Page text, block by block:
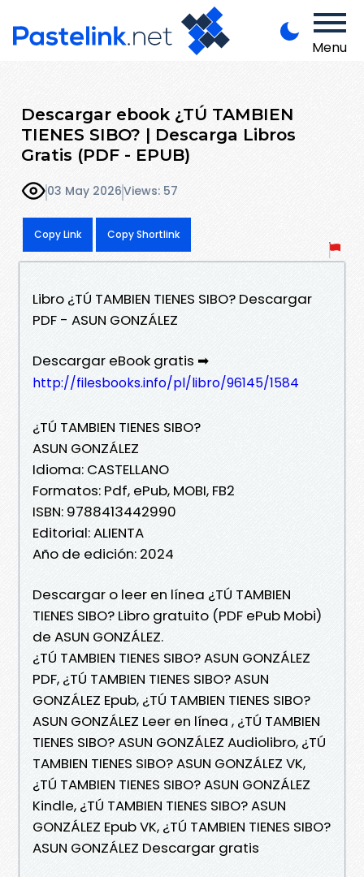
Menu
Descargar ebook ¿TÚ TAMBIEN
TIENES SIBO? | Descarga Libros
Gratis (PDF - EPUB)
03 May 2026Views: 57
Copy Link Copy Shortlink
Libro ¿TÚ TAMBIEN TIENES SIBO? Descargar
PDF - ASUN GONZÁLEZ
Descargar eBook gratis ➡
http://filesbooks.info/pl/libro/96145/1584
¿TÚ TAMBIEN TIENES SIBO?
ASUN GONZÁLEZ
Idioma: CASTELLANO
Formatos: Pdf, ePub, MOBI, FB2
ISBN: 9788413442990
Editorial: ALIENTA
Año de edición: 2024
Descargar o leer en línea ¿TÚ TAMBIEN
TIENES SIBO? Libro gratuito (PDF ePub Mobi)
de ASUN GONZÁLEZ.
¿TÚ TAMBIEN TIENES SIBO? ASUN GONZÁLEZ
PDF, ¿TÚ TAMBIEN TIENES SIBO? ASUN
GONZÁLEZ Epub, ¿TÚ TAMBIEN TIENES SIBO?
ASUN GONZÁLEZ Leer en línea , ¿TÚ TAMBIEN
TIENES SIBO? ASUN GONZÁLEZ Audiolibro, ¿TÚ
TAMBIEN TIENES SIBO? ASUN GONZÁLEZ VK,
¿TÚ TAMBIEN TIENES SIBO? ASUN GONZÁLEZ
Kindle, ¿TÚ TAMBIEN TIENES SIBO? ASUN
GONZÁLEZ Epub VK, ¿TÚ TAMBIEN TIENES SIBO?
ASUN GONZÁLEZ Descargar gratis